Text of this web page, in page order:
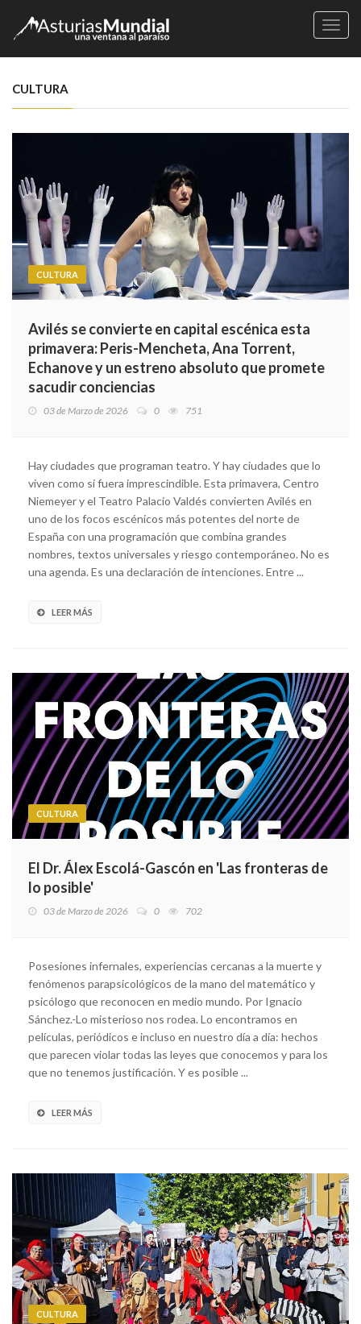
CULTURA
CULTURA
Avilés se convierte en capital escénica esta
primavera: Peris-Mencheta, Ana Torrent,
Echanove y un estreno absoluto que promete
sacudir conciencias
03 de Marzo de 2026 0 751
Hay ciudades que programan teatro. Y hay ciudades que lo
viven como si fuera imprescindible. Esta primavera, Centro
Niemeyer y el Teatro Palacio Valdés convierten Avilés en
uno de los focos escénicos más potentes del norte de
España con una programación que combina grandes
nombres, textos universales y riesgo contemporáneo. No es
una agenda. Es una declaración de intenciones. Entre ...
LEER MÁS
CULTURA
El Dr. Álex Escolá-Gascón en 'Las fronteras de
lo posible'
03 de Marzo de 2026 0 702
Posesiones infernales, experiencias cercanas a la muerte y
fenómenos parapsicológicos de la mano del matemático y
psicólogo que reconocen en medio mundo. Por Ignacio
Sánchez.-Lo misterioso nos rodea. Lo encontramos en
películas, periódicos e incluso en nuestro día a día: hechos
que parecen violar todas las leyes que conocemos y para los
que no tenemos justificación. Y es posible ...
LEER MÁS
CULTURA